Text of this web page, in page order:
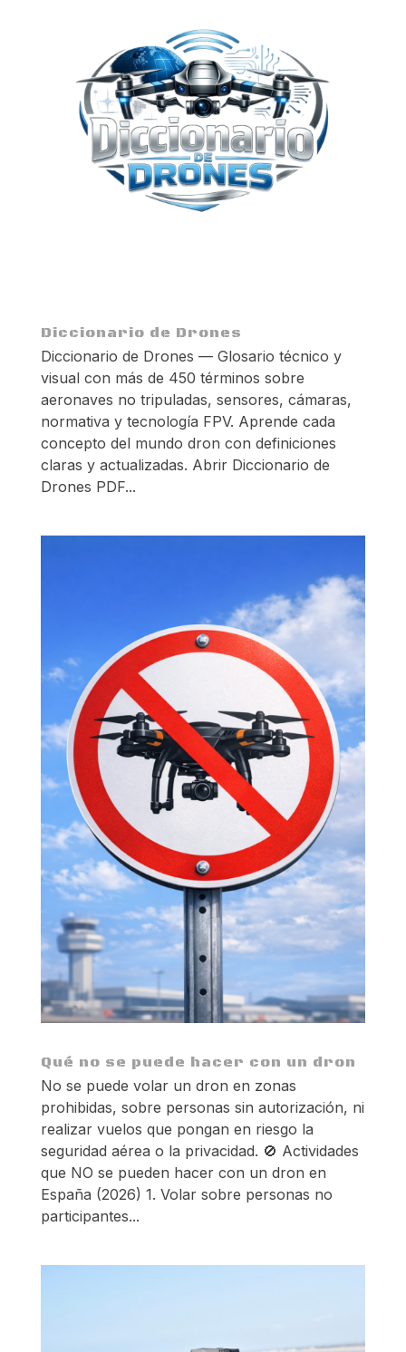
Diccionario de Drones
Diccionario de Drones — Glosario técnico y
visual con más de 450 términos sobre
aeronaves no tripuladas, sensores, cámaras,
normativa y tecnología FPV. Aprende cada
concepto del mundo dron con definiciones
claras y actualizadas. Abrir Diccionario de
Drones PDF...
Qué no se puede hacer con un dron
No se puede volar un dron en zonas
prohibidas, sobre personas sin autorización, ni
realizar vuelos que pongan en riesgo la
seguridad aérea o la privacidad. 🚫 Actividades
que NO se pueden hacer con un dron en
España (2026) 1. Volar sobre personas no
participantes...